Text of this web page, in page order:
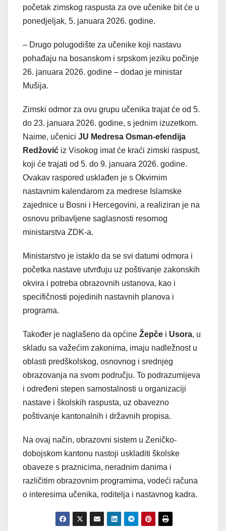
početak zimskog raspusta za ove učenike bit će u
ponedjeljak, 5. januara 2026. godine.
– Drugo polugodište za učenike koji nastavu
pohađaju na bosanskom i srpskom jeziku počinje
26. januara 2026. godine – dodao je ministar
Mušija.
Zimski odmor za ovu grupu učenika trajat će od 5.
do 23. januara 2026. godine, s jednim izuzetkom.
Naime, učenici JU Medresa Osman-efendija
Redžović iz Visokog imat će kraći zimski raspust,
koji će trajati od 5. do 9. januara 2026. godine.
Ovakav raspored usklađen je s Okvirnim
nastavnim kalendarom za medrese Islamske
zajednice u Bosni i Hercegovini, a realiziran je na
osnovu pribavljene saglasnosti resornog
ministarstva ZDK-a.
Ministarstvo je istaklo da se svi datumi odmora i
početka nastave utvrđuju uz poštivanje zakonskih
okvira i potreba obrazovnih ustanova, kao i
specifičnosti pojedinih nastavnih planova i
programa.
Također je naglašeno da općine Žepče i Usora, u
skladu sa važećim zakonima, imaju nadležnost u
oblasti predškolskog, osnovnog i srednjeg
obrazovanja na svom području. To podrazumijeva
i određeni stepen samostalnosti u organizaciji
nastave i školskih raspusta, uz obavezno
poštivanje kantonalnih i državnih propisa.
Na ovaj način, obrazovni sistem u Zeničko-
dobojskom kantonu nastoji uskladiti školske
obaveze s praznicima, neradnim danima i
različitim obrazovnim programima, vodeći računa
o interesima učenika, roditelja i nastavnog kadra.